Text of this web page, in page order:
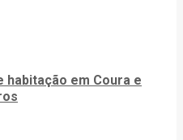
habitação em Coura e